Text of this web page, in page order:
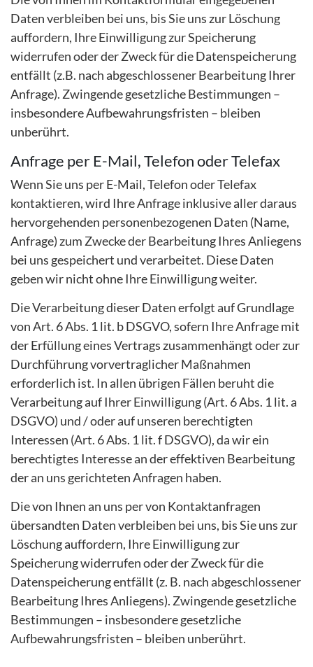
Daten verbleiben bei uns, bis Sie uns zur Löschung
auffordern, Ihre Einwilligung zur Speicherung
widerrufen oder der Zweck für die Datenspeicherung
entfällt (z.B. nach abgeschlossener Bearbeitung Ihrer
Anfrage). Zwingende gesetzliche Bestimmungen –
insbesondere Aufbewahrungsfristen – bleiben
unberührt.
Anfrage per E-Mail, Telefon oder Telefax
Wenn Sie uns per E-Mail, Telefon oder Telefax
kontaktieren, wird Ihre Anfrage inklusive aller daraus
hervorgehenden personenbezogenen Daten (Name,
Anfrage) zum Zwecke der Bearbeitung Ihres Anliegens
bei uns gespeichert und verarbeitet. Diese Daten
geben wir nicht ohne Ihre Einwilligung weiter.
Die Verarbeitung dieser Daten erfolgt auf Grundlage
von Art. 6 Abs. 1 lit. b DSGVO, sofern Ihre Anfrage mit
der Erfüllung eines Vertrags zusammenhängt oder zur
Durchführung vorvertraglicher Maßnahmen
erforderlich ist. In allen übrigen Fällen beruht die
Verarbeitung auf Ihrer Einwilligung (Art. 6 Abs. 1 lit. a
DSGVO) und / oder auf unseren berechtigten
Interessen (Art. 6 Abs. 1 lit. f DSGVO), da wir ein
berechtigtes Interesse an der effektiven Bearbeitung
der an uns gerichteten Anfragen haben.
Die von Ihnen an uns per von Kontaktanfragen
übersandten Daten verbleiben bei uns, bis Sie uns zur
Löschung auffordern, Ihre Einwilligung zur
Speicherung widerrufen oder der Zweck für die
Datenspeicherung entfällt (z. B. nach abgeschlossener
Bearbeitung Ihres Anliegens). Zwingende gesetzliche
Bestimmungen – insbesondere gesetzliche
Aufbewahrungsfristen – bleiben unberührt.